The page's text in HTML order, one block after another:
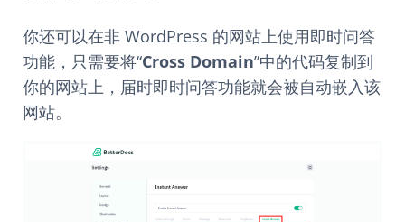
你还可以在非 WordPress 的网站上使用即时问答
功能，只需要将“Cross Domain”中的代码复制到
你的网站上，届时即时问答功能就会被自动嵌入该
网站。